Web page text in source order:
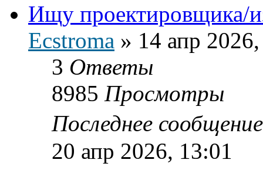
Ищу проектировщика/
Ecstroma » 14 апр
3 Ответы
8985 Просмотры
Последнее
20 апр 2026, 13:01